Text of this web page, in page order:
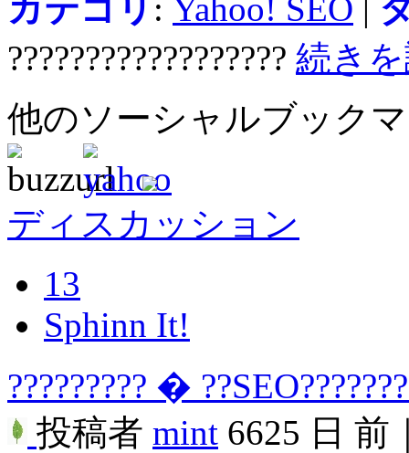
カテゴリ : Yahoo! SEO
?????????????????? 続き
他のソーシャルブック
ディスカッション
13
Sphinn It!
????????? �
投稿者 mint 6625 日 前